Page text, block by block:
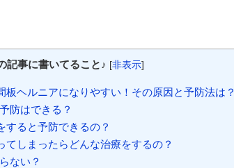
記事に書いてること♪ [非表示]
板ヘルニアになりやすい！その原因と予防法は？
防はできる？
すると予防できるの？
てしまったらどんな治療をするの？
ない？